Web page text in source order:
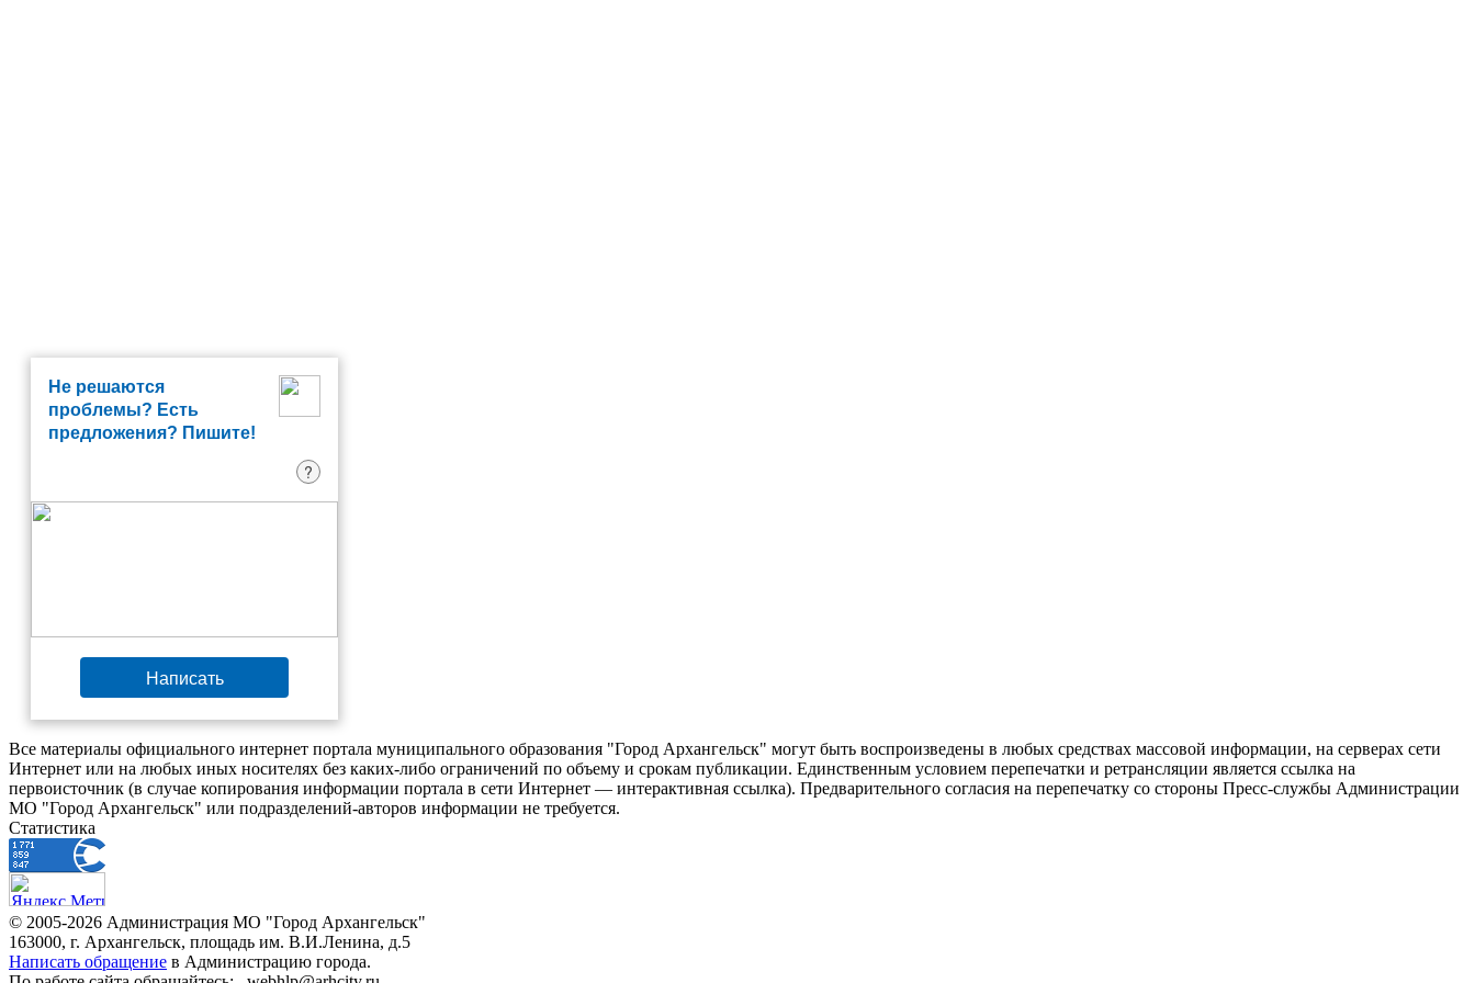
Не решаются
проблемы? Есть
предложения? Пишите!
?
Написать
Все материалы официального интернет портала муниципального образования "Город Архангельск" могут быть воспроизведены в любых средствах массовой информации, на серверах сети
Интернет или на любых иных носителях без каких-либо ограничений по объему и срокам публикации. Единственным условием перепечатки и ретрансляции является ссылка на
первоисточник (в случае копирования информации портала в сети Интернет — интерактивная ссылка). Предварительного согласия на перепечатку со стороны Пресс-службы Администрации
МО "Город Архангельск" или подразделений-авторов информации не требуется.
Статистика
© 2005-2026 Администрация МО "Город Архангельск"
163000, г. Архангельск, площадь им. В.И.Ленина, д.5
Написать обращение в Администрацию города.